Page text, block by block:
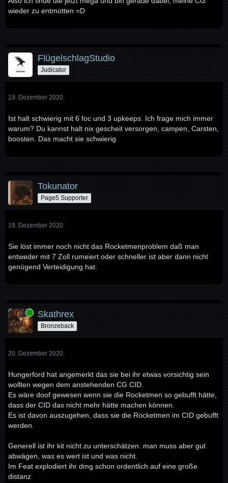
wieder zu entmotten =D
FlügelschlagStudio
Judicator
19. Dezember 2020
Ist halt schwierig mit 6 foc und 3 upkeeps. Ich frage mich immer
warum? Du kannst halt nix gescheit versorgen, campen, Carsten,
boosten. Das macht sie schwierig
Tokunator
Page5 Supporter
19. Dezember 2020
Sie löst immer noch nicht das Rocketmenproblem daß man
entweder mit 7 Zoll rumeiert oder schneller ist aber dann nicht
genügend Verteidigung hat.
Online Skathrex
Bronzeback
20. Dezember 2020
Hungerford hat angemerkt das sie bei ihr etwas vorsichtig sein
wollten wegen dem anstehenden CG CID.
Es wäre doof gewesen wenn sie die Rocketmen so gebufft hätte,
dass der CID das nicht mehr hätte machen können.
Es ist davon auszugehen, dass sie die Rocketmen im CID gebufft
werden.
Generell ist ihr kit nicht zu unterschätzen. man muss aber gut
abwägen, was es wert ist und was nicht.
Im Feat explodiert ihr dmg schon ordentlich auf eine große
distanz